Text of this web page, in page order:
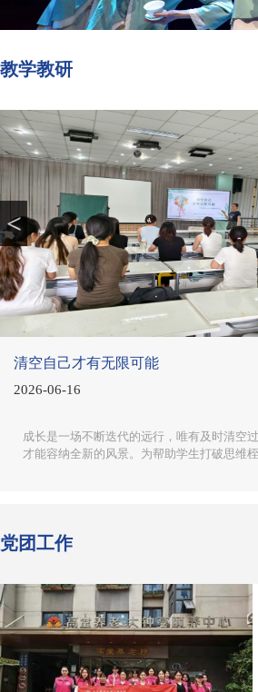
教学教研
【活动】走进幼儿世界，践行保教结
育学院开展2025级《保育实习》活动
为进一步深化学前教育学生对幼儿园保教工
生专业理念、知识技能与职业素养的全面发
<
党团工作